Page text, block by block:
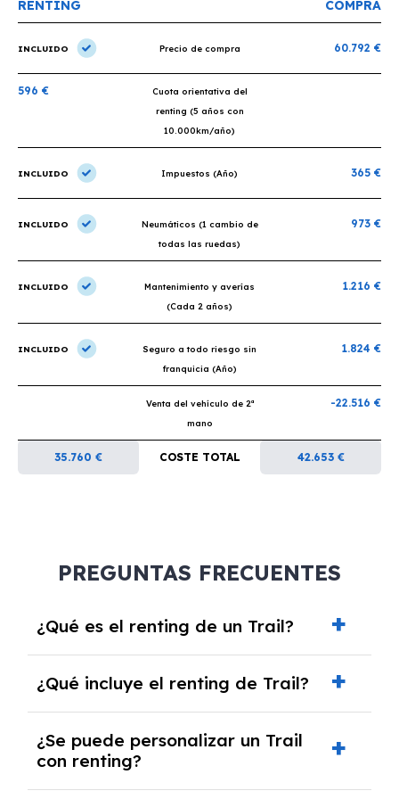
RENTING COMPRA
INCLUIDO Precio de compra 60.792 €
596 €
Cuota orientativa del
renting (5 años con
10.000km/año)
INCLUIDO Impuestos (Año) 365 €
INCLUIDO
Neumáticos (1 cambio de
todas las ruedas)
973 €
INCLUIDO
Mantenimiento y averías
(Cada 2 años)
1.216 €
INCLUIDO
Seguro a todo riesgo sin
franquicia (Año)
1.824 €
Venta del vehículo de 2ª
mano
-22.516 €
35.760 € COSTE TOTAL 42.653 €
PREGUNTAS FRECUENTES
¿Qué es el renting de un Trail?
alquiler a largo plazo en el que pagas una
cuota mensual fija por el uso del coche
durante un periodo determinado,
generalmente entre 2 y 5 años.
¿Qué incluye el renting de Trail?
seguro a todo riesgo, mantenimiento,
reparaciones, impuestos, asistencia en
carretera y gestión de la documentación.
¿Se puede personalizar un Trail
con renting?